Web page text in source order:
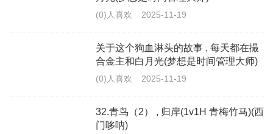
(0)人喜欢 2025-11-19
关于这个狗血淋头的故事 , 每天都在撮
合金主和白月光(梦想是时间管理大师)
(0)人喜欢 2025-11-19
32.青鸟（2） , 归岸(1v1H 青梅竹马)(西
门哆呐)